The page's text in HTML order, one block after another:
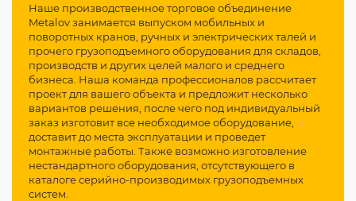
Наше производственное торговое объединение
Metalov занимается выпуском мобильных и
поворотных кранов, ручных и электрических талей и
прочего грузоподъемного оборудования для складов,
производств и других целей малого и среднего
бизнеса. Наша команда профессионалов рассчитает
проект для вашего объекта и предложит несколько
вариантов решения, после чего под индивидуальный
заказ изготовит все необходимое оборудование,
доставит до места эксплуатации и проведет
монтажные работы. Также возможно изготовление
нестандартного оборудования, отсутствующего в
каталоге серийно-производимых грузоподъемных
систем.